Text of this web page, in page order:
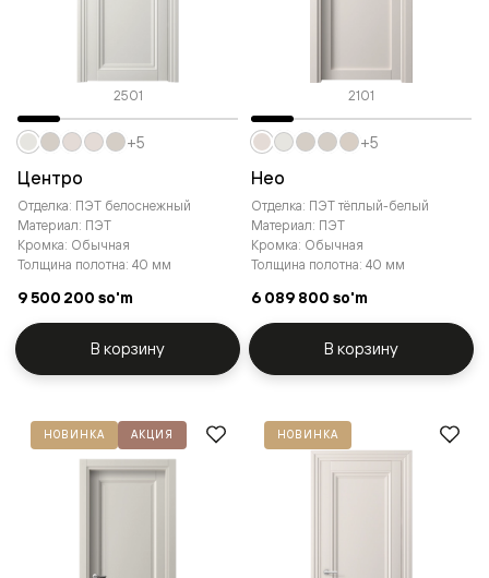
2501
Центро
Отделка: ПЭТ белоснежный
Материал: ПЭТ
Кромка: Обычная
Толщина полотна: 40 мм
9 500 200 so'm
+5
В корзину
2101
Нео
Отделка: ПЭТ тёплый-белый
Материал: ПЭТ
Кромка: Обычная
Толщина полотна: 40 мм
6 089 800 so'm
+5
В корзину
НОВИНКА АКЦИЯ НОВИНКА